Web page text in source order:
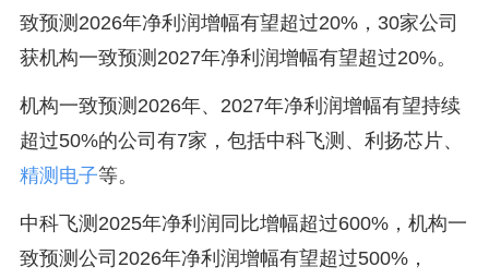
致预测2026年净利润增幅有望超过20%，30家公司
获机构一致预测2027年净利润增幅有望超过20%。
机构一致预测2026年、2027年净利润增幅有望持续
超过50%的公司有7家，包括中科飞测、利扬芯片、
精测电子等。
中科飞测2025年净利润同比增幅超过600%，机构一
致预测公司2026年净利润增幅有望超过500%，